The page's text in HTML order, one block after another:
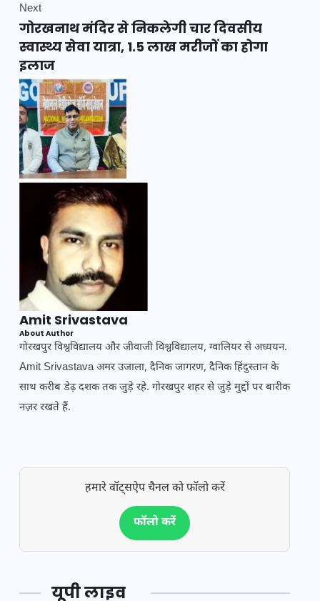
Next
गोरखनाथ मंदिर से निकलेगी चार दिवसीय
स्वास्थ्य सेवा यात्रा, 1.5 लाख मरीजों का होगा
इलाज
Amit Srivastava
About Author
गोरखपुर विश्वविद्यालय और जीवाजी विश्वविद्यालय, ग्वालियर से अध्ययन.
Amit Srivastava अमर उजाला, दैनिक जागरण, दैनिक हिंदुस्तान के
साथ करीब डेढ़ दशक तक जुड़े रहे. गोरखपुर शहर से जुड़े मुद्दों पर बारीक
नज़र रखते हैं.
हमारे वॉट्सऐप चैनल को फॉलो करें
फॉलो करें
यूपी लाइव